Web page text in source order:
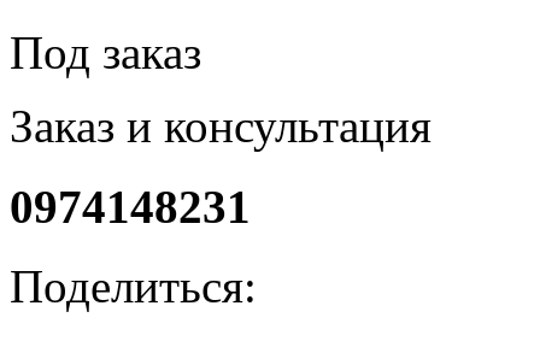
Под заказ
Заказ и консультация
0974148231
Поделиться: